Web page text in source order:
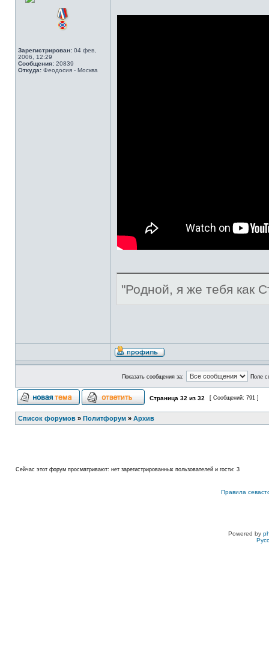
Зарегистрирован: 04 фев,
2006, 12:29
Сообщения: 20839
Откуда: Феодосия - Москва
"Родной, я же тебя как
Показать сообщения за: Поле
Страница 32 из 32 [ Сообщений: 791 ]
Список форумов » Политфорум » Архив
Сейчас этот форум просматривают: нет зарегистрированных пользователей и гости: 3
Правила
Powered by